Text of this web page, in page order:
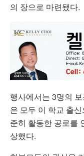
의 장으로 마련됐다.
행사에서는 3명의
은 모두 이 학교 출
준히 활동한 공로를
상했다.